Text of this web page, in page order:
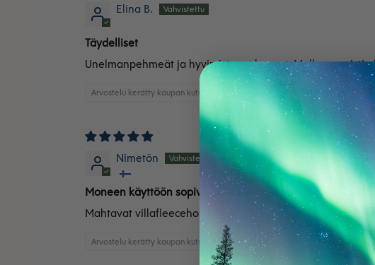
Elina B.
Täydelliset
Unelmanpehmeät ja hyvin istuvat housut. Mulla normisti
Arvostelu kerätty kaupan kutsun kautta
Nimetön
Moneen käyttöön sopivat villafleesehousut
Mahtavat villafleecehousut, joita aion käyttää talvella
Arvostelu kerätty kaupan kutsun kautta